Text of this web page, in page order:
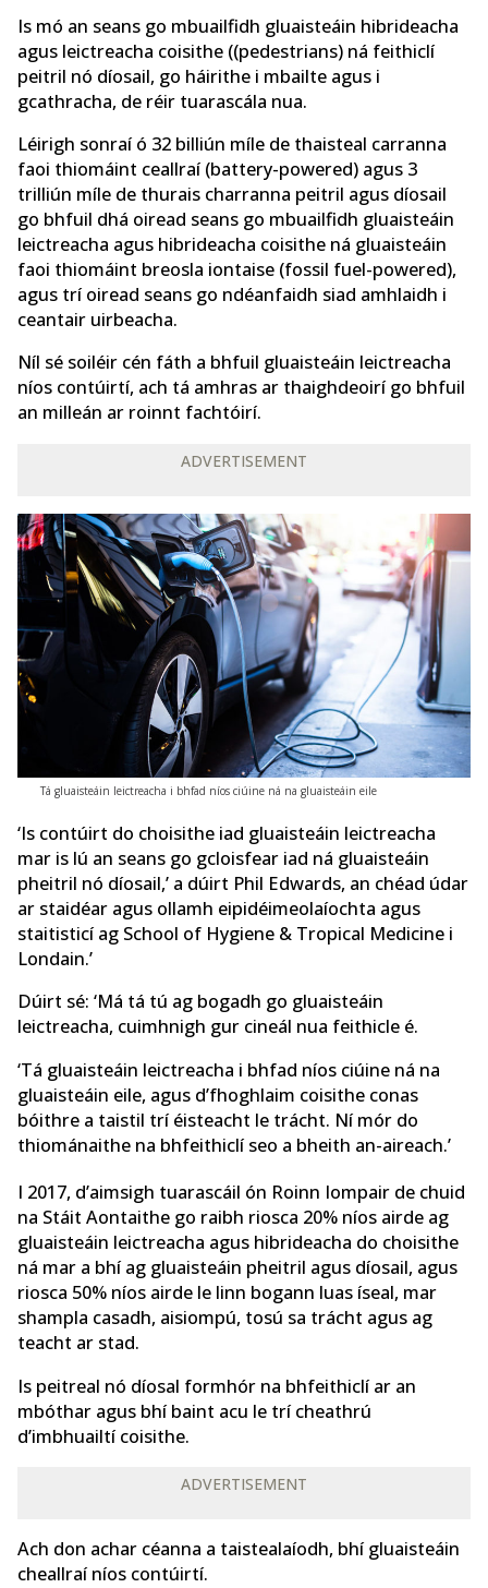
Is mó an seans go mbuailfidh gluaisteáin hibrideacha
agus leictreacha coisithe ((pedestrians) ná feithiclí
peitril nó díosail, go háirithe i mbailte agus i
gcathracha, de réir tuarascála nua.
Léirigh sonraí ó 32 billiún míle de thaisteal carranna
faoi thiomáint ceallraí (battery-powered) agus 3
trilliún míle de thurais charranna peitril agus díosail
go bhfuil dhá oiread seans go mbuailfidh gluaisteáin
leictreacha agus hibrideacha coisithe ná gluaisteáin
faoi thiomáint breosla iontaise (fossil fuel-powered),
agus trí oiread seans go ndéanfaidh siad amhlaidh i
ceantair uirbeacha.
Níl sé soiléir cén fáth a bhfuil gluaisteáin leictreacha
níos contúirtí, ach tá amhras ar thaighdeoirí go bhfuil
an milleán ar roinnt fachtóirí.
ADVERTISEMENT
Tá gluaisteáin leictreacha i bhfad níos ciúine ná na gluaisteáin eile
‘Is contúirt do choisithe iad gluaisteáin leictreacha
mar is lú an seans go gcloisfear iad ná gluaisteáin
pheitril nó díosail,’ a dúirt Phil Edwards, an chéad údar
ar staidéar agus ollamh eipidéimeolaíochta agus
staitisticí ag School of Hygiene & Tropical Medicine i
Londain.’
Dúirt sé: ‘Má tá tú ag bogadh go gluaisteáin
leictreacha, cuimhnigh gur cineál nua feithicle é.
‘Tá gluaisteáin leictreacha i bhfad níos ciúine ná na
gluaisteáin eile, agus d’fhoghlaim coisithe conas
bóithre a taistil trí éisteacht le trácht. Ní mór do
thiománaithe na bhfeithiclí seo a bheith an-aireach.’
I 2017, d’aimsigh tuarascáil ón Roinn Iompair de chuid
na Stáit Aontaithe go raibh riosca 20% níos airde ag
gluaisteáin leictreacha agus hibrideacha do choisithe
ná mar a bhí ag gluaisteáin pheitril agus díosail, agus
riosca 50% níos airde le linn bogann luas íseal, mar
shampla casadh, aisiompú, tosú sa trácht agus ag
teacht ar stad.
Is peitreal nó díosal formhór na bhfeithiclí ar an
mbóthar agus bhí baint acu le trí cheathrú
d’imbhuailtí coisithe.
ADVERTISEMENT
Ach don achar céanna a taistealaíodh, bhí gluaisteáin
cheallraí níos contúirtí.